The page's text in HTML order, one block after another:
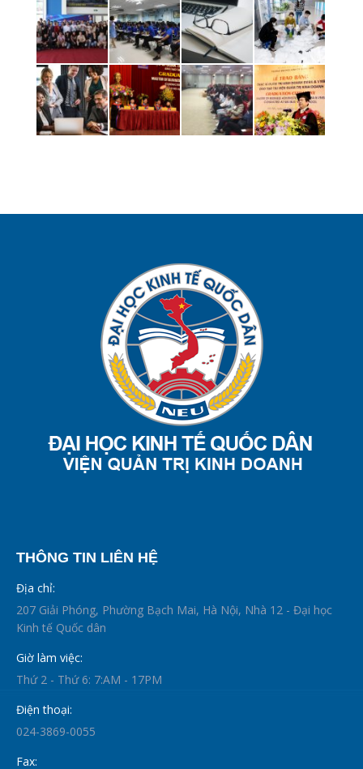
THÔNG TIN LIÊN HỆ
Địa chỉ:
207 Giải Phóng, Phường Bạch Mai, Hà Nội, Nhà 12 - Đại học
Kinh tế Quốc dân
Giờ làm việc:
Thứ 2 - Thứ 6: 7:AM - 17PM
Điện thoại:
024-3869-0055
Fax: